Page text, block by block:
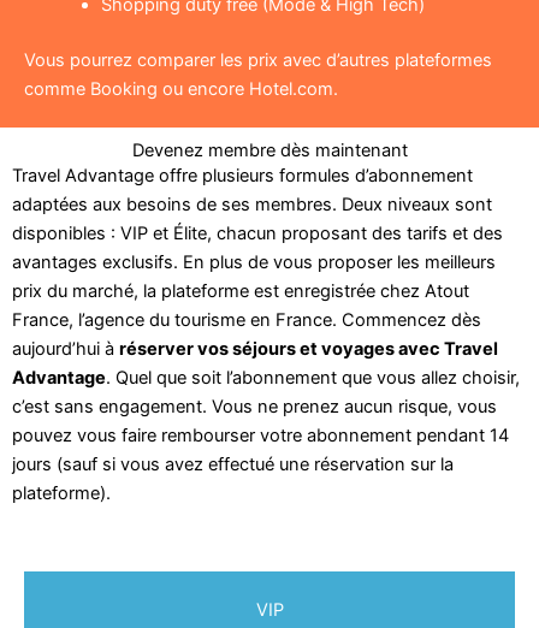
Shopping duty free (Mode & High Tech)
Vous pourrez comparer les prix avec d’autres plateformes
comme Booking ou encore Hotel.com.
Devenez membre dès maintenant
Travel Advantage offre plusieurs formules d’abonnement
adaptées aux besoins de ses membres. Deux niveaux sont
disponibles : VIP et Élite, chacun proposant des tarifs et des
avantages exclusifs. En plus de vous proposer les meilleurs
prix du marché, la plateforme est enregistrée chez Atout
France, l’agence du tourisme en France. Commencez dès
aujourd’hui à réserver vos séjours et voyages avec Travel
Advantage. Quel que soit l’abonnement que vous allez choisir,
c’est sans engagement. Vous ne prenez aucun risque, vous
pouvez vous faire rembourser votre abonnement pendant 14
jours (sauf si vous avez effectué une réservation sur la
plateforme).
VIP